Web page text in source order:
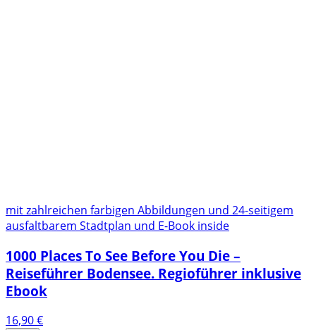
mit zahlreichen farbigen Abbildungen und 24-seitigem
ausfaltbarem Stadtplan und E-Book inside
1000 Places To See Before You Die –
Reiseführer Bodensee. Regioführer inklusive
Ebook
16,90€